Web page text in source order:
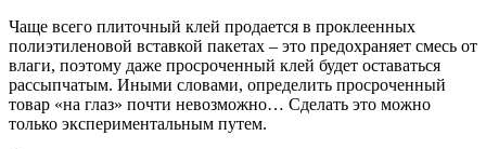
Чаще всего плиточный клей продается в проклеенных
полиэтиленовой вставкой пакетах – это предохраняет смесь от
влаги, поэтому даже просроченный клей будет оставаться
рассыпчатым. Иными словами, определить просроченный
товар «на глаз» почти невозможно… Сделать это можно
только экспериментальным путем.